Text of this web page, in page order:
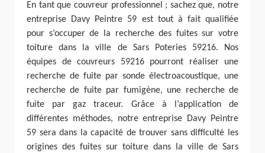
En tant que couvreur professionnel ; sachez que, notre
entreprise Davy Peintre 59 est tout à fait qualifiée
pour s’occuper de la recherche des fuites sur votre
toiture dans la ville de Sars Poteries 59216. Nos
équipes de couvreurs 59216 pourront réaliser une
recherche de fuite par sonde électroacoustique, une
recherche de fuite par fumigène, une recherche de
fuite par gaz traceur. Grâce à l’application de
différentes méthodes, notre entreprise Davy Peintre
59 sera dans la capacité de trouver sans difficulté les
origines des fuites sur toiture dans la ville de Sars